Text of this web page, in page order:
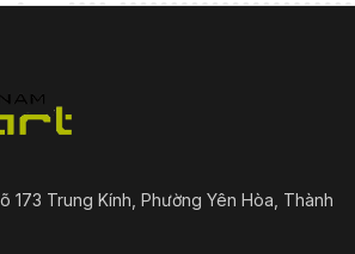
173 Trung Kính, Phường Yên Hòa, Thành